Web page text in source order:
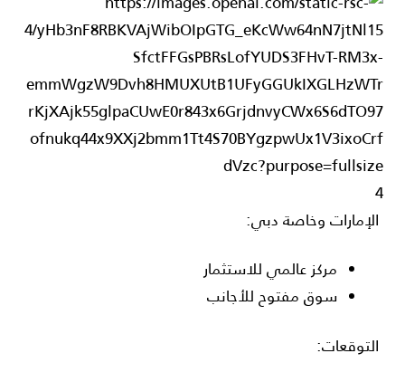
4
الإمارات وخاصة دبي:
مركز عالمي للاستثمار
سوق مفتوح للأجانب
التوقعات: